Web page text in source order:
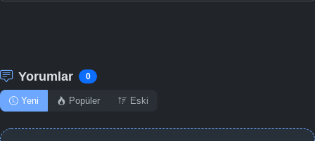
Yorumlar 0
Yeni Popüler Eski